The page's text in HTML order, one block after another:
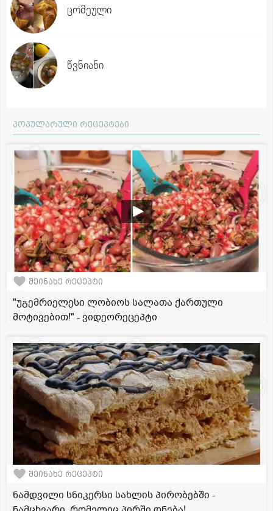
ცომეული
წვნიანი
პოპულარული რეცეპტები
შეინახე რეცეპტი
"უგემრიელესი ლობიოს სალათა ქართული
მოტივებით!" - ვიდეორეცეპტი
შეინახე რეცეპტი
ნამდვილი სნიკერსი სახლის პირობებში -